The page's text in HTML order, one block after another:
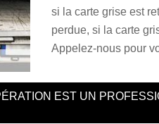
si la carte grise est
perdue, si la carte
Appelez-nous pour
EST UN